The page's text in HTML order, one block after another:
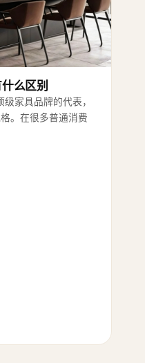
么区别
家具品牌的代表，
。在很多普通消费